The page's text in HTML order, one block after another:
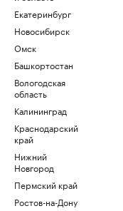
Екатеринбург
Новосибирск
Омск
Башкортостан
Вологодская
область
Калининград
Краснодарский
край
Нижний
Новгород
Пермский край
Ростов-на-Дону